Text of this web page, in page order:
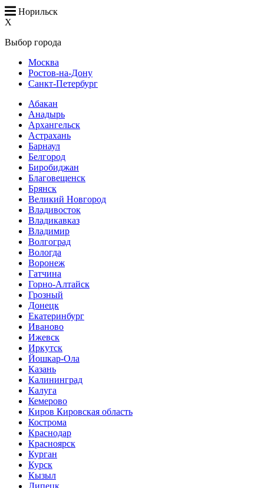
Норильск
X
Выбор города
Москва
Ростов-на-Дону
Санкт-Петербург
Абакан
Анадырь
Архангельск
Астрахань
Барнаул
Белгород
Биробиджан
Благовещенск
Брянск
Великий Новгород
Владивосток
Владикавказ
Владимир
Волгоград
Вологда
Воронеж
Гатчина
Горно-Алтайск
Грозный
Донецк
Екатеринбург
Иваново
Ижевск
Иркутск
Йошкар-Ола
Казань
Калининград
Калуга
Кемерово
Киров Кировская область
Кострома
Краснодар
Красноярск
Курган
Курск
Кызыл